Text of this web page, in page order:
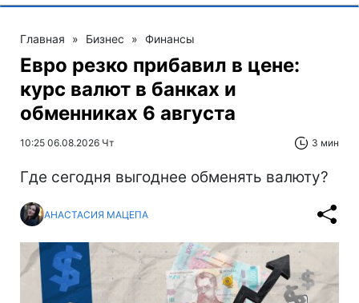
Главная » Бизнес » Финансы
Евро резко прибавил в цене:
курс валют в банках и
обменниках 6 августа
10:25 06.08.2026 Чт 3 мин
Где сегодня выгоднее обменять валюту?
АНАСТАСИЯ МАЦЕПА